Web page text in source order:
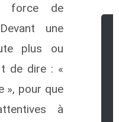
force de
une
plus ou
de dire : «
», pour que
à